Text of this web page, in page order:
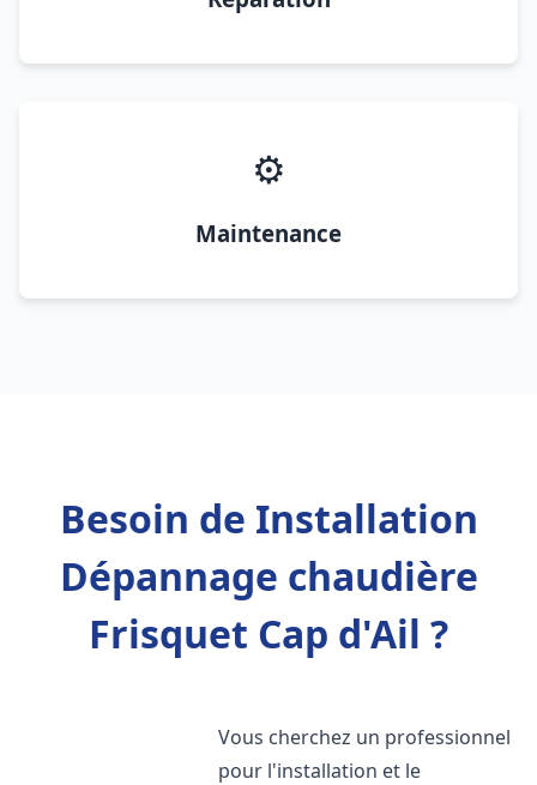
⚙️
Maintenance
Besoin de Installation
Dépannage chaudière
Frisquet Cap d'Ail ?
Vous cherchez un professionnel
pour l'installation et le